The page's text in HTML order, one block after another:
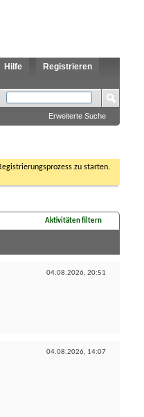
Registrieren
Hilfe
Erweiterte Suche
zu starten.
Aktivitäten filtern
04.08.2026, 20:51
04.08.2026, 14:07